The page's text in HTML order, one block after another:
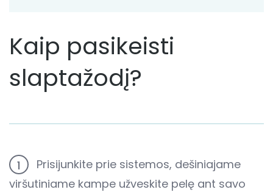
Kaip pasikeisti
slaptažodį?
1
Prisijunkite prie sistemos, dešiniajame
viršutiniame kampe užveskite pelę ant savo